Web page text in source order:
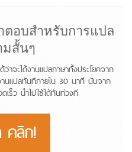
ตอบสำหรับการแปล
สั้นๆ
าจะได้งานแปลภาษาทั้งประโยคจาก
แปลทันทีภายใน 30 นาที นับจาก
เร็ว นำไปใช้ได้ทันท่วงที
คลิก!